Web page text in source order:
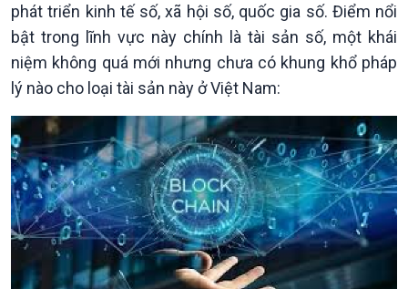
Chính trị
Tin Chính trị
Chính phủ với người dân
Quốc hội với cử tri
Thế giới
Tin thế giới
Vấn đề quốc tế
Hồ sơ sự kiện quốc tế
phát triển kinh tế số, xã hội số, quốc gia số. Điểm nổi
bật trong lĩnh vực này chính là tài sản số, một khái
niệm không quá mới nhưng chưa có khung khổ pháp
lý nào cho loại tài sản này ở Việt Nam: